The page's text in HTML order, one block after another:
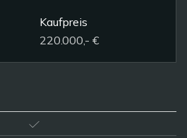
Kaufpreis
220.000,- €